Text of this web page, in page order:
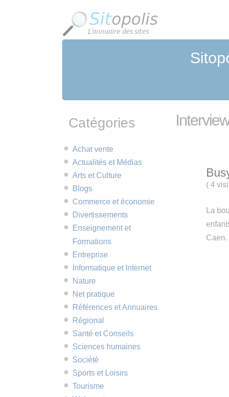
( 4
La
Caen.
Catégories
Achat vente
Actualités et Médias
Arts et Culture
Blogs
Commerce et économie
Divertissements
Enseignement et
Formations
Entreprise
Informatique et Internet
Nature
Net pratique
Références et Annuaires
Régional
Santé et Conseils
Sciences humaines
Société
Sports et Loisirs
Tourisme